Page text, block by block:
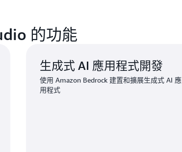
的功能
生成式 AI 應用程式開發
使用 Amazon Bedrock 建置和擴展生成式 AI 應
用程式